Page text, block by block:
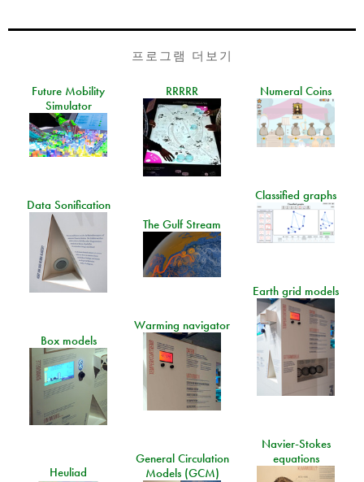
프로그램 더보기
Future Mobility
Simulator
RRRRR Numeral Coins
Classified graphs
Data Sonification
The Gulf Stream
Earth grid models
Warming navigator
Box models
Navier-Stokes
equations
General Circulation
Models (GCM)
Heuliad